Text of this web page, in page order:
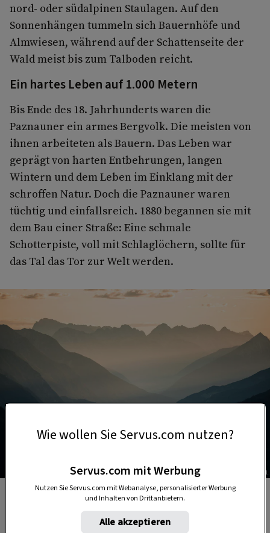
nord- oder südalpinen Staulagen. Auf den
Sonnenhängen tummeln sich Bauernhöfe und
Almwiesen, während auf der Schattenseite der
Wald meist bis zum Talboden reicht.
Ein hartes Leben auf 1.000 Metern
Bis Ende des 18. Jahrhunderts waren die
Paznauner ein armes Bergvolk. Die meisten von
ihnen arbeiteten als Bauern. Das Leben war
geprägt von harten Entbehrungen, langen
Wintern und dem Leben im Einklang mit der
schroffen Natur. Doch die Paznauner waren
tüchtig und einfallsreich. 1880 begannen sie mit
dem Bau einer Straße: Eine schmale
Schotterpiste, voll mit Schlaglöchern, sollte für
das Tal das Tor zur Welt werden.
Foto: TVB Paznaun-Ischgl
Der Beginn eines Abenteuers – am Mittagskopf im
Paznaun.
Wie wollen Sie Servus.com nutzen?
Servus.com mit Werbung
Nutzen Sie Servus.com mit Webanalyse, personalisierter Werbung
und Inhalten von Drittanbietern.
Alle akzeptieren